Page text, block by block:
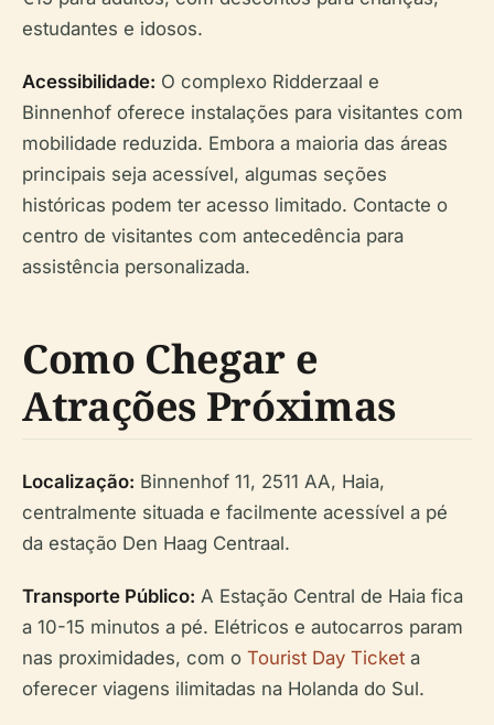
estudantes e idosos.
Acessibilidade: O complexo Ridderzaal e
Binnenhof oferece instalações para visitantes com
mobilidade reduzida. Embora a maioria das áreas
principais seja acessível, algumas seções
históricas podem ter acesso limitado. Contacte o
centro de visitantes com antecedência para
assistência personalizada.
Como Chegar e
Atrações Próximas
Localização: Binnenhof 11, 2511 AA, Haia,
centralmente situada e facilmente acessível a pé
da estação Den Haag Centraal.
Transporte Público: A Estação Central de Haia fica
a 10-15 minutos a pé. Elétricos e autocarros param
nas proximidades, com o Tourist Day Ticket a
oferecer viagens ilimitadas na Holanda do Sul.